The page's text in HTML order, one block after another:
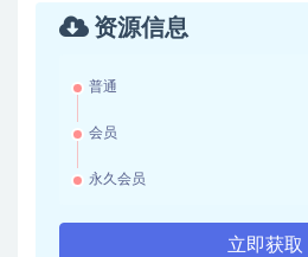
资源信息
普通
会员
永久会员
立即获取